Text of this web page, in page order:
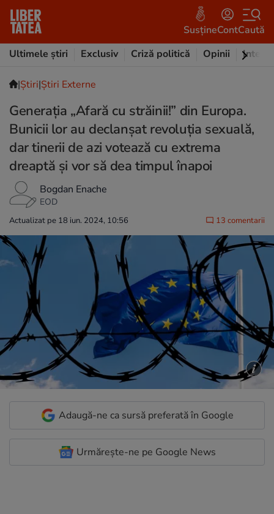
SusțineContCaută
Ultimele știri
Exclusiv Criză politică Opinii
|Ştiri|Știri Externe
Generația „Afară cu străinii!” din Europa.
Bunicii lor au declanșat revoluția sexuală,
dar tinerii de azi votează cu extrema
dreaptă și vor să dea timpul înapoi
Bogdan Enache
EOD
Actualizat pe 18 iun. 2024, 10:56 13 comentarii
Adaugă-ne ca sursă preferată în Google
Urmărește-ne pe Google News